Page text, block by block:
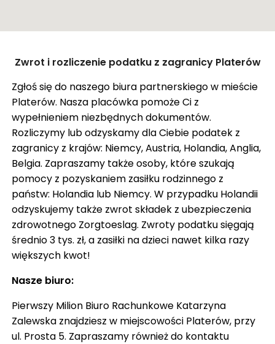
KROK PO KROKU
FAQ
SŁOWNIK
O NAS
KARIERA
DLA FIRM
BLOG
KONTAKT
Zwrot i rozliczenie podatku z zagranicy Platerów
Zgłoś się do naszego biura partnerskiego w mieście
Platerów. Nasza placówka pomoże Ci z
wypełnieniem niezbędnych dokumentów.
Rozliczymy lub odzyskamy dla Ciebie podatek z
zagranicy z krajów: Niemcy, Austria, Holandia, Anglia,
Belgia. Zapraszamy także osoby, które szukają
pomocy z pozyskaniem zasiłku rodzinnego z
państw: Holandia lub Niemcy. W przypadku Holandii
odzyskujemy także zwrot składek z ubezpieczenia
zdrowotnego Zorgtoeslag. Zwroty podatku sięgają
średnio 3 tys. zł, a zasiłki na dzieci nawet kilka razy
większych kwot!
Nasze biuro:
Pierwszy Milion Biuro Rachunkowe Katarzyna
Zalewska znajdziesz w miejscowości Platerów, przy
ul. Prosta 5. Zapraszamy również do kontaktu